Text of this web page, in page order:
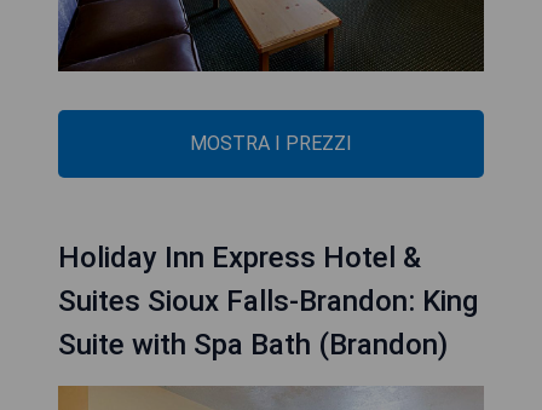
MOSTRA I PREZZI
Holiday Inn Express Hotel &
Suites Sioux Falls-Brandon: King
Suite with Spa Bath (Brandon)